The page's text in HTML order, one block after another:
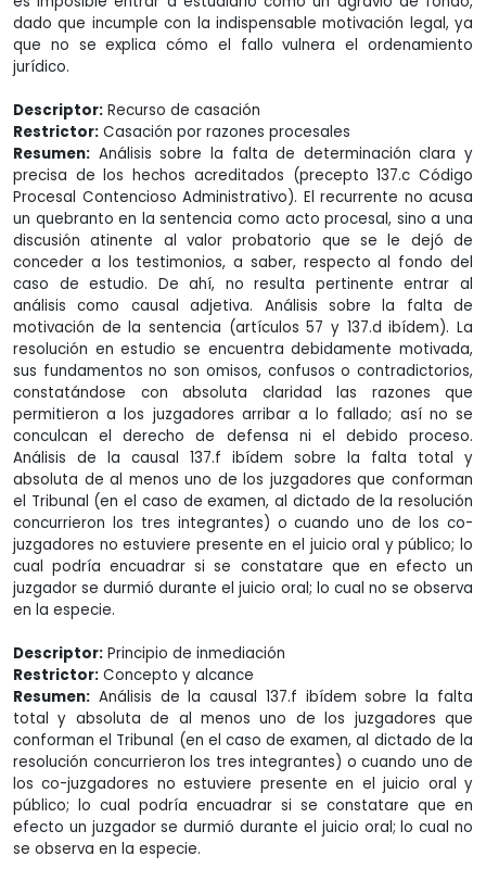
dado que incumple con la indispensable motivación legal, ya
que no se explica cómo el fallo vulnera el ordenamiento
jurídico.
Descriptor: Recurso de casación
Restrictor: Casación por razones procesales
Resumen: Análisis sobre la falta de determinación clara y
precisa de los hechos acreditados (precepto 137.c Código
Procesal Contencioso Administrativo). El recurrente no acusa
un quebranto en la sentencia como acto procesal, sino a una
discusión atinente al valor probatorio que se le dejó de
conceder a los testimonios, a saber, respecto al fondo del
caso de estudio. De ahí, no resulta pertinente entrar al
análisis como causal adjetiva. Análisis sobre la falta de
motivación de la sentencia (artículos 57 y 137.d ibídem). La
resolución en estudio se encuentra debidamente motivada,
sus fundamentos no son omisos, confusos o contradictorios,
constatándose con absoluta claridad las razones que
permitieron a los juzgadores arribar a lo fallado; así no se
conculcan el derecho de defensa ni el debido proceso.
Análisis de la causal 137.f ibídem sobre la falta total y
absoluta de al menos uno de los juzgadores que conforman
el Tribunal (en el caso de examen, al dictado de la resolución
concurrieron los tres integrantes) o cuando uno de los co-
juzgadores no estuviere presente en el juicio oral y público; lo
cual podría encuadrar si se constatare que en efecto un
juzgador se durmió durante el juicio oral; lo cual no se observa
en la especie.
Descriptor: Principio de inmediación
Restrictor: Concepto y alcance
Resumen: Análisis de la causal 137.f ibídem sobre la falta
total y absoluta de al menos uno de los juzgadores que
conforman el Tribunal (en el caso de examen, al dictado de la
resolución concurrieron los tres integrantes) o cuando uno de
los co-juzgadores no estuviere presente en el juicio oral y
público; lo cual podría encuadrar si se constatare que en
efecto un juzgador se durmió durante el juicio oral; lo cual no
se observa en la especie.